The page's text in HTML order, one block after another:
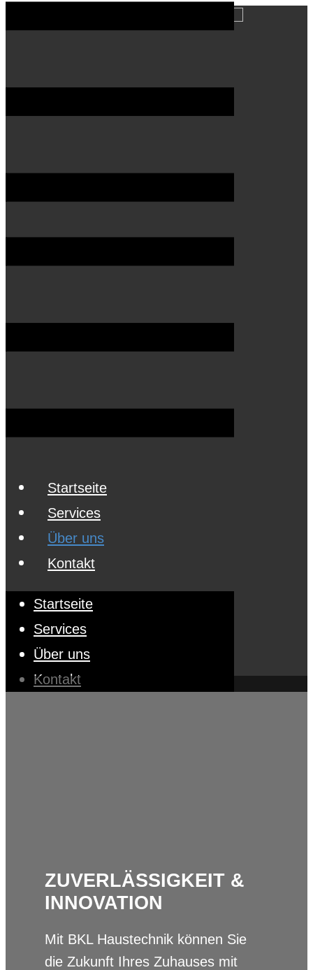
Startseite
Services
Über uns
Kontakt
Startseite
Services
Über uns
Kontakt
ZUVERLÄSSIGKEIT &
INNOVATION
Mit BKL Haustechnik können Sie
die Zukunft Ihres Zuhauses mit